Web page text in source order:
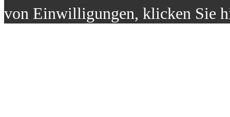
von Einwilligungen, klicken Sie